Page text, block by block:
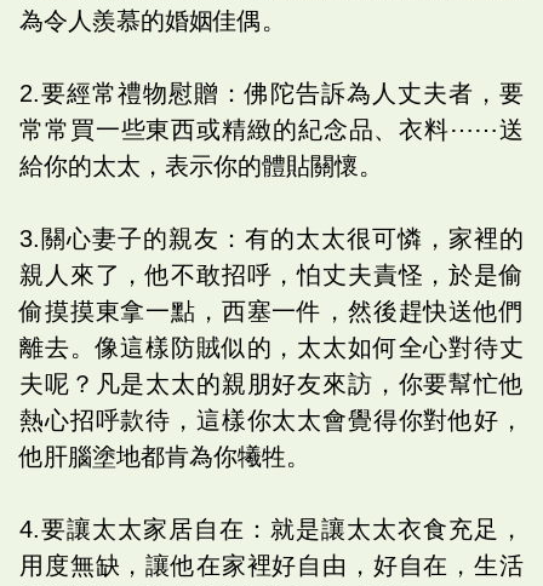
為令人羨慕的婚姻佳偶。
2.要經常禮物慰贈：佛陀告訴為人丈夫者，要
常常買一些東西或精緻的紀念品、衣料⋯⋯送
給你的太太，表示你的體貼關懷。
3.關心妻子的親友：有的太太很可憐，家裡的
親人來了，他不敢招呼，怕丈夫責怪，於是偷
偷摸摸東拿一點，西塞一件，然後趕快送他們
離去。像這樣防賊似的，太太如何全心對待丈
夫呢？凡是太太的親朋好友來訪，你要幫忙他
熱心招呼款待，這樣你太太會覺得你對他好，
他肝腦塗地都肯為你犧牲。
4.要讓太太家居自在：就是讓太太衣食充足，
用度無缺，讓他在家裡好自由，好自在，生活